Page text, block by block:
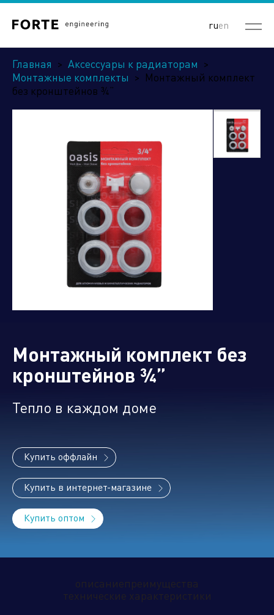
ruen
Управляющая компания
Торговые
компании
биметаллические и стальные
панельные радиаторы
Оборудование для отопления и
Производственный
кластер
Сервисные
активы
Главная > Аксессуары к радиаторам >
Монтажные комплекты > Монтажный комплект
без кронштейнов ¾”
Монтажный комплект без
кронштейнов ¾”
Тепло в каждом доме
Купить оффлайн
Купить в интернет-магазине
Купить оптом
описание
преимущества
технические характеристики